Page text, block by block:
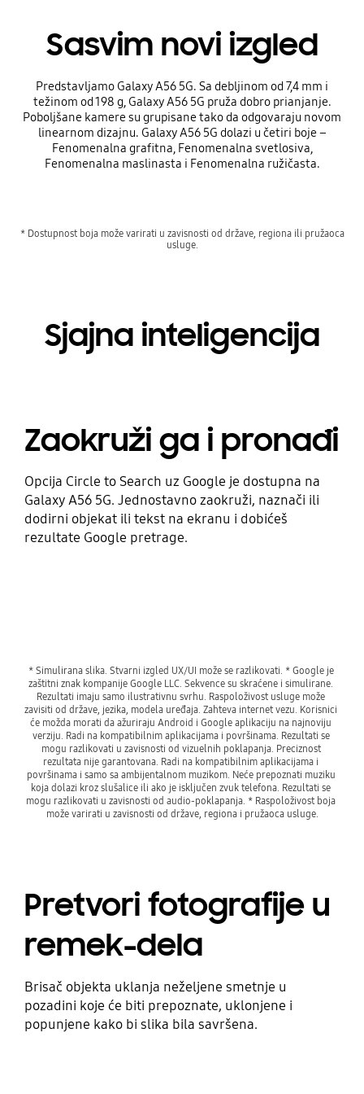
Sasvim novi izgled
Predstavljamo Galaxy A56 5G. Sa debljinom od 7,4 mm i
težinom od 198 g, Galaxy A56 5G pruža dobro prianjanje.
Poboljšane kamere su grupisane tako da odgovaraju novom
linearnom dizajnu. Galaxy A56 5G dolazi u četiri boje –
Fenomenalna grafitna, Fenomenalna svetlosiva,
Fenomenalna maslinasta i Fenomenalna ružičasta.
* Dostupnost boja može varirati u zavisnosti od države, regiona ili pružaoca
usluge.
Sjajna inteligencija
Zaokruži ga i pronađi
Opcija Circle to Search uz Google je dostupna na
Galaxy A56 5G. Jednostavno zaokruži, naznači ili
dodirni objekat ili tekst na ekranu i dobićeš
rezultate Google pretrage.
* Simulirana slika. Stvarni izgled UX/UI može se razlikovati. * Google je
zaštitni znak kompanije Google LLC. Sekvence su skraćene i simulirane.
Rezultati imaju samo ilustrativnu svrhu. Raspoloživost usluge može
zavisiti od države, jezika, modela uređaja. Zahteva internet vezu. Korisnici
će možda morati da ažuriraju Android i Google aplikaciju na najnoviju
verziju. Radi na kompatibilnim aplikacijama i površinama. Rezultati se
mogu razlikovati u zavisnosti od vizuelnih poklapanja. Preciznost
rezultata nije garantovana. Radi na kompatibilnim aplikacijama i
površinama i samo sa ambijentalnom muzikom. Neće prepoznati muziku
koja dolazi kroz slušalice ili ako je isključen zvuk telefona. Rezultati se
mogu razlikovati u zavisnosti od audio-poklapanja. * Raspoloživost boja
može varirati u zavisnosti od države, regiona i pružaoca usluge.
Pretvori fotografije u
remek-dela
Brisač objekta uklanja neželjene smetnje u
pozadini koje će biti prepoznate, uklonjene i
popunjene kako bi slika bila savršena.